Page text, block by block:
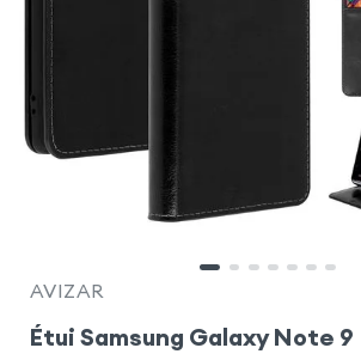
AVIZAR
Étui Samsung Galaxy Note 9